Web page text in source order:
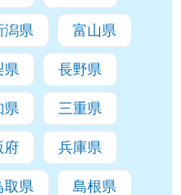
潟県 富山県
県 長野県
県 三重県
府 兵庫県
取県 島根県